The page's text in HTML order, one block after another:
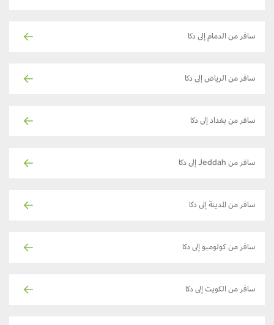
سافر من الدمام إلى دكا
سافر من الرياض إلى دكا
سافر من بغداد إلى دكا
سافر من Jeddah إلى دكا
سافر من المدينة إلى دكا
سافر من كولومبو إلى دكا
سافر من الكويت إلى دكا